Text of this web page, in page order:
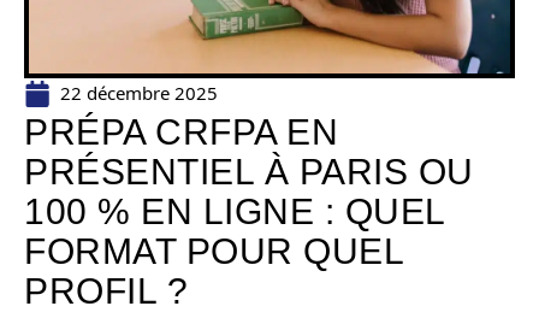
22 décembre 2025
PRÉPA CRFPA EN
PRÉSENTIEL À PARIS OU
100 % EN LIGNE : QUEL
FORMAT POUR QUEL
PROFIL ?